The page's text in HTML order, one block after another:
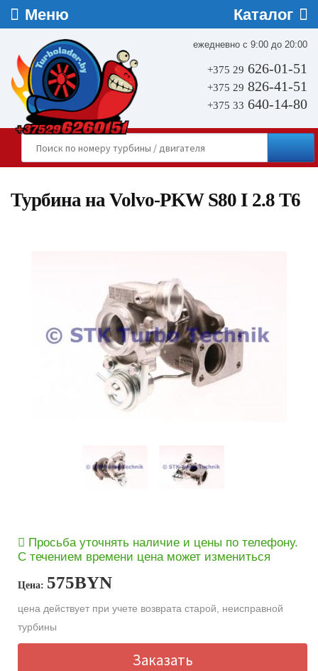
ежедневно с 9:00 до 20:00
+375 29 626-01-51
+375 29 826-41-51
+375 33 640-14-80
Турбина на Volvo-PKW S80 I 2.8 T6
Просьба уточнять наличие и цены по телефону.
С течением времени цена может измениться
Цена: 575BYN
цена действует при учете возврата старой, неисправной
турбины
Заказать